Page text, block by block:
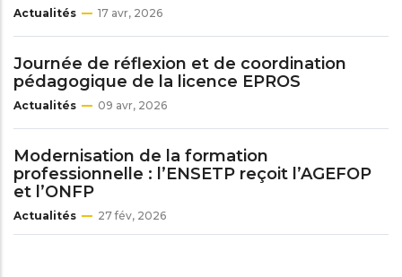
Actualités 17 avr, 2026
Journée de réflexion et de coordination
pédagogique de la licence EPROS
Actualités 09 avr, 2026
Modernisation de la formation
professionnelle : l’ENSETP reçoit l’AGEFOP
et l’ONFP
Actualités 27 fév, 2026